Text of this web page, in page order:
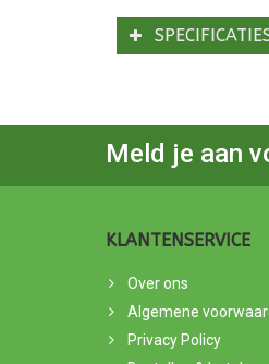
Meld je aan
KLANTENSERVICE
Over ons
Algemene
Privacy Policy